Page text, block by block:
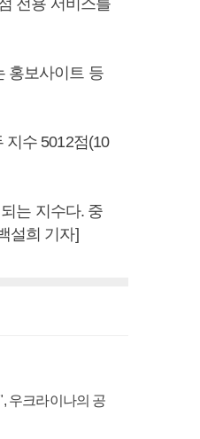
전용 서비스를
홍보사이트 등
지수 5012점(10
는 지수다. 중
설희 기자]
우크라이나의 공